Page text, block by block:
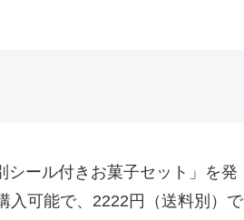
シール付きお菓子セット」を発
入可能で、2222円（送料別）で